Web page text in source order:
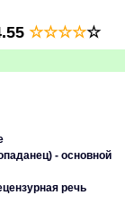
☆☆☆☆☆
- основной
речь